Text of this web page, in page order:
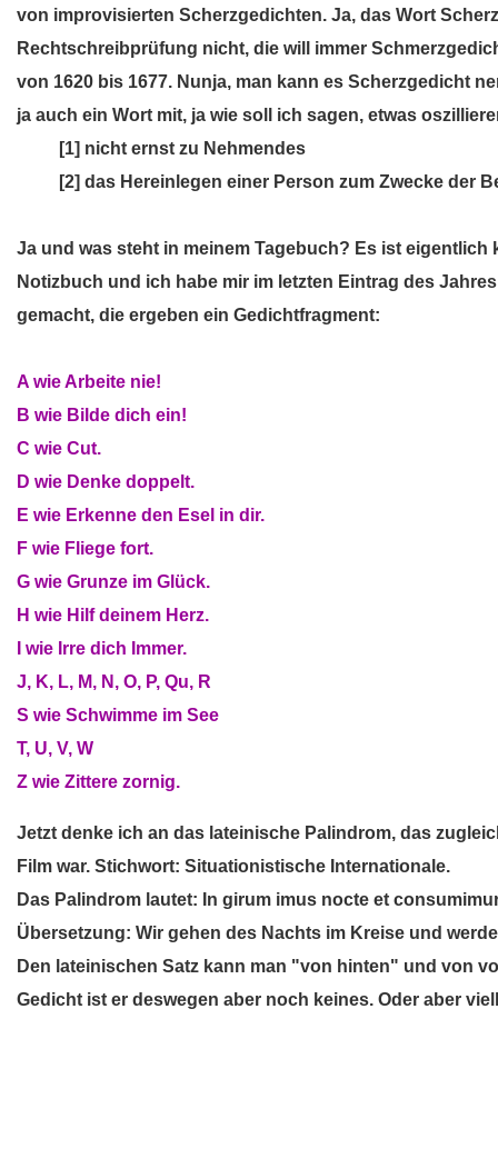
von improvisierten Scherzgedichten. Ja, das Wort
Rechtschreibprüfung nicht, die will immer
von 1620 bis 1677. Nunja, man kann es Scherzgedicht
ja auch ein Wort mit, ja wie soll ich sagen, etwas
[1] nicht ernst zu Nehmendes
[2] das Hereinlegen einer Person zum Zwecke der
Ja und was steht in meinem Tagebuch? Es ist eigentlich
Notizbuch und ich habe mir im letzten Eintrag des
gemacht, die ergeben ein Gedichtfragment:
A wie Arbeite nie!
B wie Bilde dich ein!
C wie Cut.
D wie Denke doppelt.
E wie Erkenne den Esel in dir.
F wie Fliege fort.
G wie Grunze im Glück.
H wie Hilf deinem Herz.
I wie Irre dich Immer.
J, K, L, M, N, O, P, Qu, R
S wie Schwimme im See
T, U, V, W
Z wie Zittere zornig.
Jetzt denke ich an das lateinische Palindrom, das
Film war. Stichwort: Situationistische Internationale.
Das Palindrom lautet: In girum imus nocte et
Übersetzung: Wir gehen des Nachts im Kreise und
Den lateinischen Satz kann man "von hinten" und von
Gedicht ist er deswegen aber noch keines. Oder aber